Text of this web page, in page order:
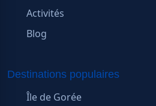
Activités
Blog
Destinations populaires
Île de Gorée